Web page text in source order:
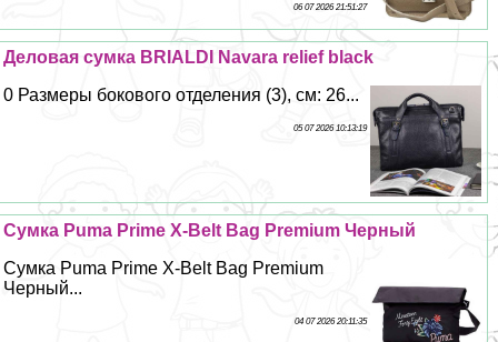
06 07 2026 21:51:27
Деловая сумка BRIALDI Navara relief black
0 Размеры бокового отделения (3), см: 26...
05 07 2026 10:13:19
Сумка Puma Prime X-Belt Bag Premium Черный
Сумка Puma Prime X-Belt Bag Premium
Черный...
04 07 2026 20:11:35